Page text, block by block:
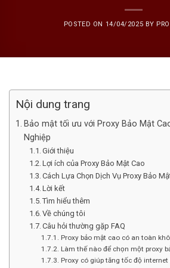
POSTED ON 14/04/2025 BY
Nội dung trang
Bảo mật tối ưu với Proxy Bảo Mật
Nghiệp
Giới thiệu
Lợi ích của Proxy Bảo Mật Cao
Cách Lựa Chọn Dịch Vụ Proxy Bảo
Lời kết
Tìm hiểu thêm
Về chúng tôi
Câu hỏi thường gặp FAQ
Proxy bảo mật cao có an toàn
Làm thế nào để chọn một proxy
Proxy có giúp tăng tốc độ internet